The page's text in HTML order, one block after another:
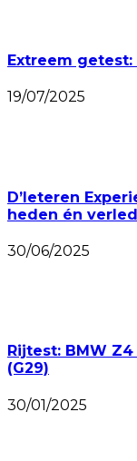
Extreem
19/07/2025
D’Ieteren
heden én
30/06/2025
Rijtest: BMW
(G29)
30/01/2025